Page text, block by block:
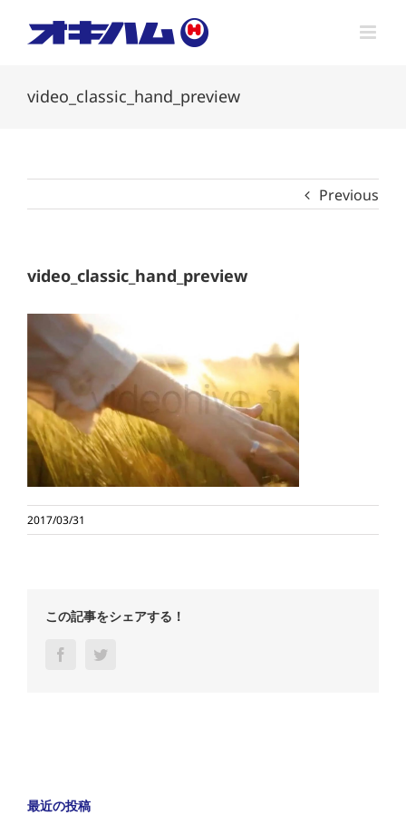
video_classic_hand_preview
Previous
video_classic_hand_preview
2017/03/31
この記事をシェアする！
Facebook
最近の投稿